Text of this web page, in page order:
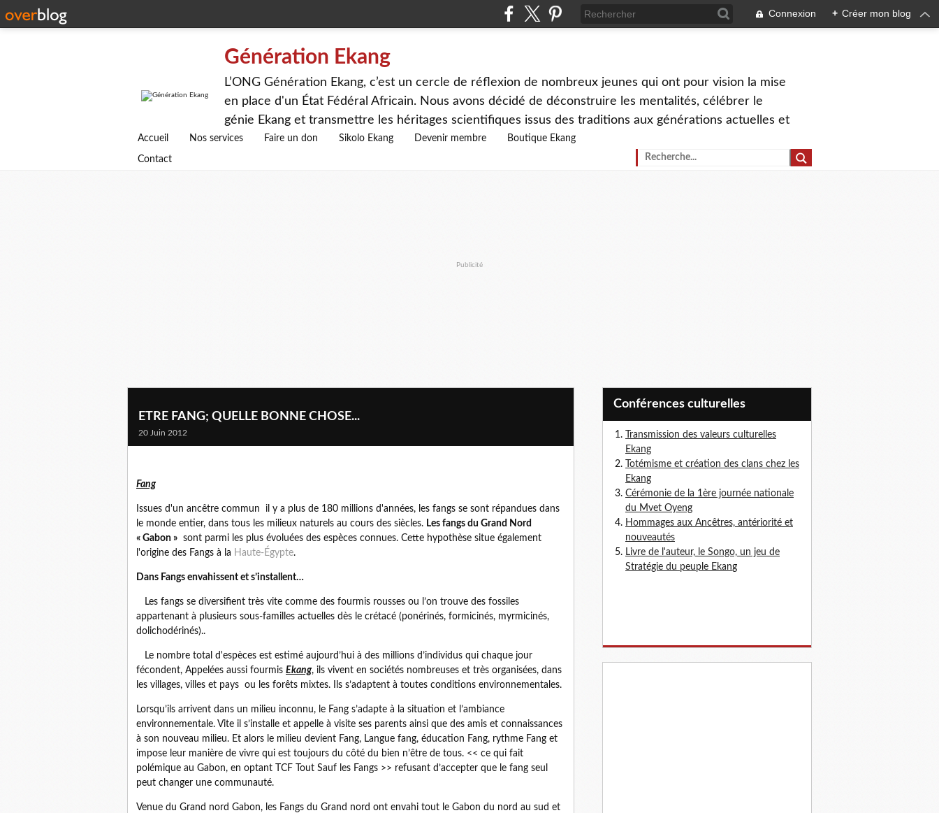
Connexion + Créer mon blog
Génération Ekang
L’ONG Génération Ekang, c’est un cercle de réflexion de nombreux jeunes qui ont pour vision la mise
en place d'un État Fédéral Africain. Nous avons décidé de déconstruire les mentalités, célébrer le
génie Ekang et transmettre les héritages scientifiques issus des traditions aux générations actuelles et
avenirs.
Accueil Nos services Faire un don Sikolo Ekang Devenir membre Boutique Ekang
Contact
Publicité
ETRE FANG; QUELLE BONNE CHOSE...
20 Juin 2012
Fang
Issues d'un ancêtre commun il y a plus de 180 millions d'années, les fangs se sont répandues dans
le monde entier, dans tous les milieux naturels au cours des siècles. Les fangs du Grand Nord
« Gabon » sont parmi les plus évoluées des espèces connues. Cette hypothèse situe également
l'origine des Fangs à la Haute-Égypte.
Dans Fangs envahissent et s’installent…
Les fangs se diversifient très vite comme des fourmis rousses ou l’on trouve des fossiles
appartenant à plusieurs sous-familles actuelles dès le crétacé (ponérinés, formicinés, myrmicinés,
dolichodérinés)..
Le nombre total d'espèces est estimé aujourd’hui à des millions d’individus qui chaque jour
fécondent, Appelées aussi fourmis Ekang, ils vivent en sociétés nombreuses et très organisées, dans
les villages, villes et pays ou les forêts mixtes. Ils s’adaptent à toutes conditions environnementales.
Lorsqu’ils arrivent dans un milieu inconnu, le Fang s’adapte à la situation et l’ambiance
environnementale. Vite il s’installe et appelle à visite ses parents ainsi que des amis et connaissances
à son nouveau milieu. Et alors le milieu devient Fang, Langue fang, éducation Fang, rythme Fang et
impose leur manière de vivre qui est toujours du côté du bien n’être de tous. << ce qui fait
polémique au Gabon, en optant TCF Tout Sauf les Fangs >> refusant d’accepter que le fang seul
peut changer une communauté.
Venue du Grand nord Gabon, les Fangs du Grand nord ont envahi tout le Gabon du nord au sud et
Conférences culturelles
Transmission des valeurs culturelles
Ekang
Totémisme et création des clans chez les
Ekang
Cérémonie de la 1ère journée nationale
du Mvet Oyeng
Hommages aux Ancêtres, antériorité et
nouveautés
Livre de l'auteur, le Songo, un jeu de
Stratégie du peuple Ekang